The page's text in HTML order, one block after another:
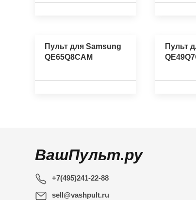
Пульт для Samsung
QE65Q8CAM
Пульт
ВашПульт.ру
+7(495)241-22-88
sell@vashpult.ru